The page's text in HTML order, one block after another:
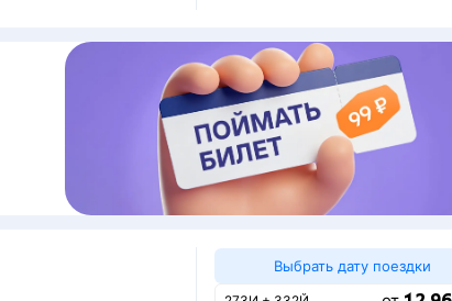
Выбрать дату поездки